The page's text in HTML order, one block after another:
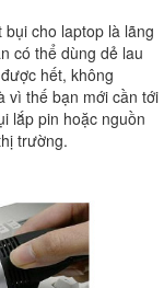
cho laptop là lãng
có thể dùng dẻ lau
hết, không
vì thế bạn mới cần tới
lắp pin hoặc nguồn
trường.